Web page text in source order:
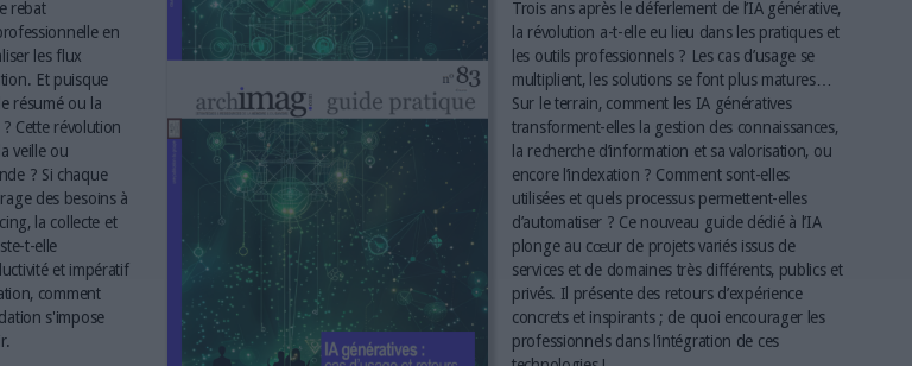
rebat
en
les flux
Et puisque
résumé ou la
Cette révolution
veille ou
? Si chaque
des besoins à
la collecte et
t-elle
et impératif
comment
s'impose
Trois ans après le déferlement de l’IA générative,
la révolution a-t-elle eu lieu dans les pratiques et
les outils professionnels ? Les cas d’usage se
multiplient, les solutions se font plus matures…
Sur le terrain, comment les IA génératives
transforment-elles la gestion des connaissances,
la recherche d’information et sa valorisation, ou
encore l’indexation ? Comment sont-elles
utilisées et quels processus permettent-elles
d’automatiser ? Ce nouveau guide dédié à l’IA
plonge au cœur de projets variés issus de
services et de domaines très différents, publics et
privés. Il présente des retours d’expérience
concrets et inspirants ; de quoi encourager les
professionnels dans l’intégration de ces